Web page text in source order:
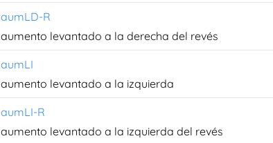
aumLD-R
aumento levantado a la derecha del revés
aumLI
aumento levantado a la izquierda
aumLI-R
aumento levantado a la izquierda del revés